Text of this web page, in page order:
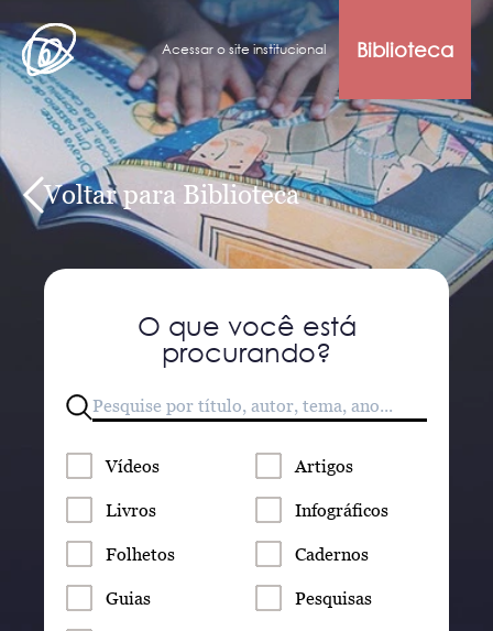
Acessar o site institucional Biblioteca
Voltar para Biblioteca
O que você está
procurando?
Vídeos Artigos
Livros Infográficos
Folhetos Cadernos
Guias Pesquisas